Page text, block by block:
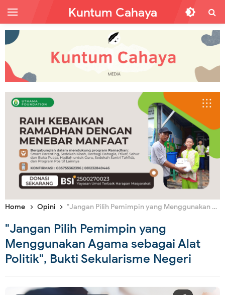
Kuntum Cahaya
Home Opini "Jangan Pilih Pemimpin yang Menggunakan Agama sebagai Alat Politik", Bukti Sekularisme Negeri
"Jangan Pilih Pemimpin yang
Menggunakan Agama sebagai Alat
Politik", Bukti Sekularisme Negeri